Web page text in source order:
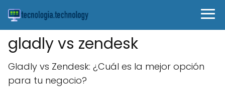
gladly vs zendesk
Gladly vs Zendesk: ¿Cuál es la mejor opción
para tu negocio?